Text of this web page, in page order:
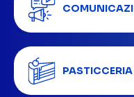
PASTICCERIA